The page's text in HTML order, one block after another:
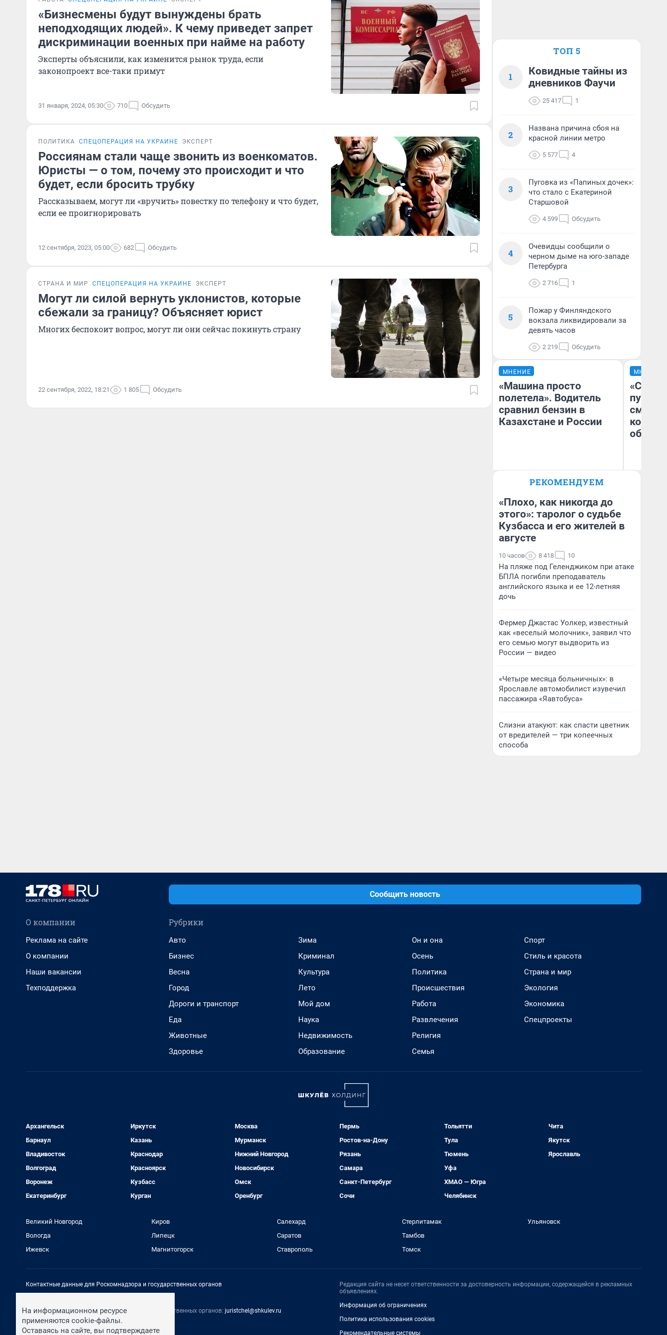
«Бизнесмены будут вынуждены брать
неподходящих людей». К чему приведет запрет
дискриминации военных при найме на работу
Эксперты объяснили, как изменится рынок труда, если
законопроект все-таки примут
31 января, 2024, 05:30 710 Обсудить
ПОЛИТИКА СПЕЦОПЕРАЦИЯ НА УКРАИНЕ ЭКСПЕРТ
Россиянам стали чаще звонить из военкоматов.
Юристы — о том, почему это происходит и что
будет, если бросить трубку
Рассказываем, могут ли «вручить» повестку по телефону и что будет,
если ее проигнорировать
12 сентября, 2023, 05:00 682 Обсудить
СТРАНА И МИР СПЕЦОПЕРАЦИЯ НА УКРАИНЕ ЭКСПЕРТ
Могут ли силой вернуть уклонистов, которые
сбежали за границу? Объясняет юрист
Многих беспокоит вопрос, могут ли они сейчас покинуть страну
22 сентября, 2022, 18:21 1 805 Обсудить
ТОП 5
1
Ковидные тайны из
дневников Фаучи
25 417 1
2
Названа причина сбоя на
красной линии метро
5 577 4
3
Пуговка из «Папиных дочек»:
что стало с Екатериной
Старшовой
4 599 Обсудить
4
Очевидцы сообщили о
черном дыме на юго-западе
Петербурга
2 716 1
5
Пожар у Финляндского
вокзала ликвидировали за
девять часов
2 219 Обсудить
МНЕНИЕ
«Машина просто
полетела». Водитель
сравнил бензин в
Казахстане и России
Анатолий Кузнецов
МНЕНИЕ
РЕКОМЕНДУЕМ
«Плохо, как никогда до
этого»: таролог о судьбе
Кузбасса и его жителей в
августе
10 часов 8 418 10
На пляже под Геленджиком при атаке
БПЛА погибли преподаватель
английского языка и ее 12-летняя
дочь
Фермер Джастас Уолкер, известный
как «веселый молочник», заявил что
его семью могут выдворить из
России — видео
«Четыре месяца больничных»: в
Ярославле автомобилист изувечил
пассажира «Яавтобуса»
Слизни атакуют: как спасти цветник
от вредителей — три копеечных
способа
Сообщить новость
О компании
Реклама на сайте
О компании
Наши вакансии
Техподдержка
Рубрики
Авто
Бизнес
Весна
Город
Дороги и транспорт
Еда
Животные
Здоровье
Зима
Криминал
Культура
Лето
Мой дом
Наука
Недвижимость
Образование
Он и она
Осень
Политика
Происшествия
Работа
Развлечения
Религия
Семья
Спорт
Стиль и красота
Страна и мир
Экология
Экономика
Спецпроекты
Архангельск
Барнаул
Владивосток
Волгоград
Воронеж
Екатеринбург
Иркутск
Казань
Краснодар
Красноярск
Кузбасс
Курган
Москва
Мурманск
Нижний Новгород
Новосибирск
Омск
Оренбург
Пермь
Ростов-на-Дону
Рязань
Самара
Санкт-Петербург
Сочи
Тольятти
Тула
Тюмень
Уфа
ХМАО — Югра
Челябинск
Чита
Якутск
Ярославль
Великий Новгород
Вологда
Ижевск
Киров
Липецк
Магнитогорск
Салехард
Саратов
Ставрополь
Стерлитамак
Тамбов
Томск
Ульяновск
Контактные данные для Роскомнадзора и государственных органов
Контактные данные для Роскомнадзора и государственных органов: juristchel@shkulev.ru
Техподдержка: help@shkulev.ru
Редакция сайта не несет ответственности за достоверность информации, содержащейся в рекламных
объявлениях.
Информация об ограничениях
Политика использования cookies
Рекомендательные системы
На информационном ресурсе
применяются cookie-файлы.
Оставаясь на сайте, вы подтверждаете